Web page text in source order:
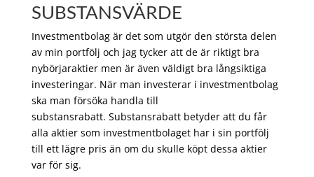
SUBSTANSVÄRDE
Investmentbolag är det som utgör den största delen
av min portfölj och jag tycker att de är riktigt bra
nybörjaraktier men är även väldigt bra långsiktiga
investeringar. När man investerar i investmentbolag
ska man försöka handla till
substansrabatt. Substansrabatt betyder att du får
alla aktier som investmentbolaget har i sin portfölj
till ett lägre pris än om du skulle köpt dessa aktier
var för sig.